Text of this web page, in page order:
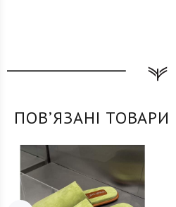
ПОВʼЯЗАНІ ТОВАРИ